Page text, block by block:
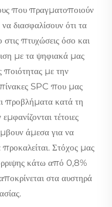
που πραγματοποιούν
να διασφαλίσουν ότι τα
πτυχώσεις όσο και
με τα ψηφιακά μας
ποιότητας με την
SPC που μας
προβλήματα κατά τη
τέτοιες
άμεσα για να
Στόχος μας
κάτω από 0,8%
στα αυστηρά